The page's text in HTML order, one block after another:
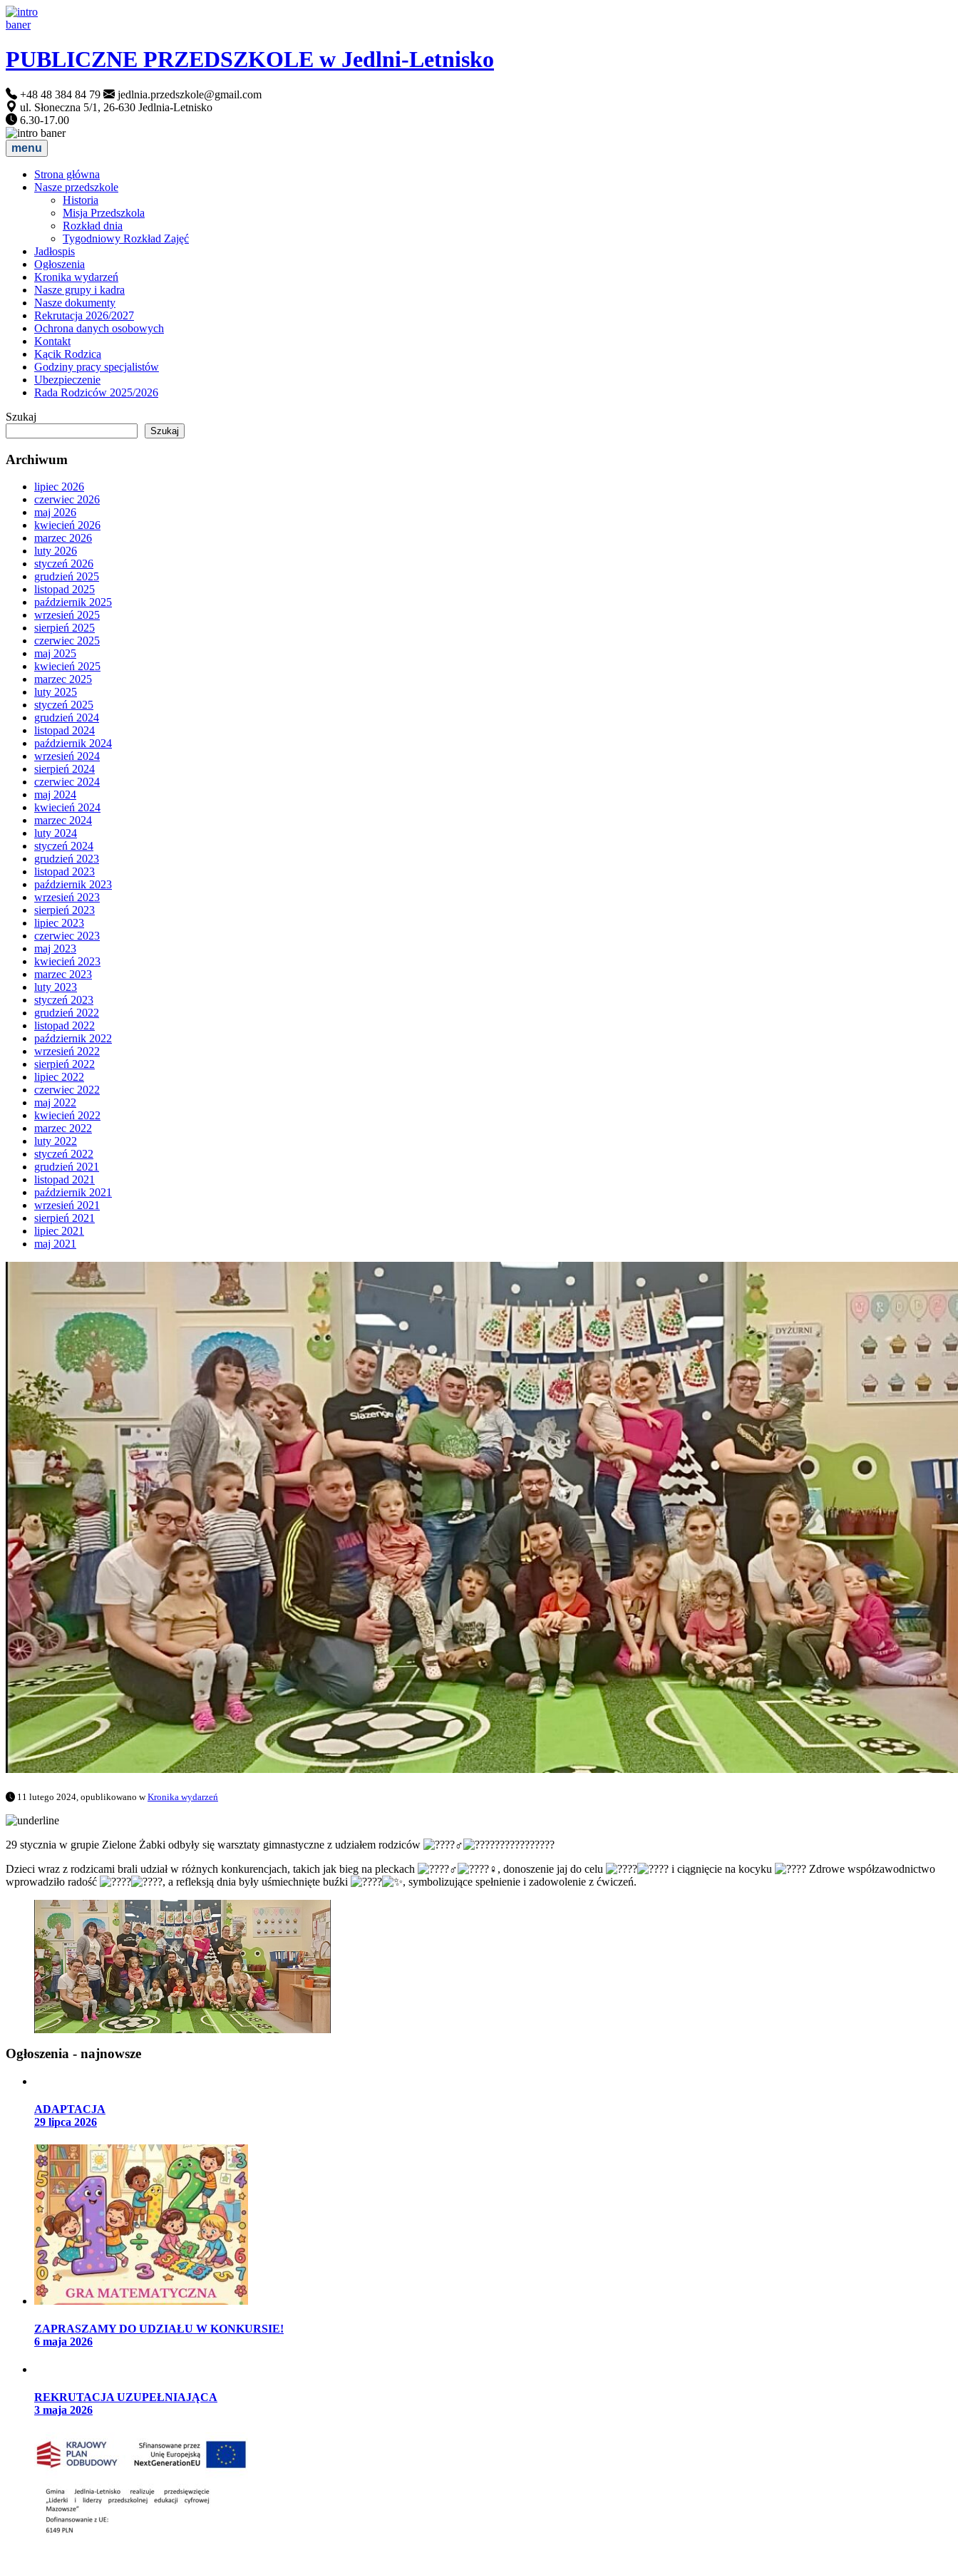
PUBLICZNE PRZEDSZKOLE w Jedlni-Letnisko
+48 48 384 84 79
jedlnia.przedszkole@gmail.com
ul. Słoneczna 5/1, 26-630 Jedlnia-Letnisko
6.30-17.00
menu
Strona główna
Nasze przedszkole
Historia
Misja Przedszkola
Rozkład dnia
Tygodniowy Rozkład Zajęć
Jadłospis
Ogłoszenia
Kronika wydarzeń
Nasze grupy i kadra
Nasze dokumenty
Rekrutacja 2026/2027
Ochrona danych osobowych
Kontakt
Kącik Rodzica
Godziny pracy specjalistów
Ubezpieczenie
Rada Rodziców 2025/2026
Szukaj
Szukaj
Archiwum
lipiec 2026
czerwiec 2026
maj 2026
kwiecień 2026
marzec 2026
luty 2026
styczeń 2026
grudzień 2025
listopad 2025
październik 2025
wrzesień 2025
sierpień 2025
czerwiec 2025
maj 2025
kwiecień 2025
marzec 2025
luty 2025
styczeń 2025
grudzień 2024
listopad 2024
październik 2024
wrzesień 2024
sierpień 2024
czerwiec 2024
maj 2024
kwiecień 2024
marzec 2024
luty 2024
styczeń 2024
grudzień 2023
listopad 2023
październik 2023
wrzesień 2023
sierpień 2023
lipiec 2023
czerwiec 2023
maj 2023
kwiecień 2023
marzec 2023
luty 2023
styczeń 2023
grudzień 2022
listopad 2022
październik 2022
wrzesień 2022
sierpień 2022
lipiec 2022
czerwiec 2022
maj 2022
kwiecień 2022
marzec 2022
luty 2022
styczeń 2022
grudzień 2021
listopad 2021
październik 2021
wrzesień 2021
sierpień 2021
lipiec 2021
maj 2021
11 lutego 2024, opublikowano wKronika wydarzeń
29 stycznia w grupie Zielone Żabki odbyły się warsztaty gimnastyczne z udziałem rodziców
Dzieci wraz z rodzicami brali udział w różnych konkurencjach, takich jak bieg na pleckach
, donoszenie jaj do celu i ciągnięcie na kocyku
Zdrowe współzawodnictwo
wprowadziło radość
, a refleksją dnia były uśmiechnięte buźki , symbolizujące spełnienie i zadowolenie z ćwiczeń.
Ogłoszenia - najnowsze
ADAPTACJA
29 lipca 2026
ZAPRASZAMY DO UDZIAŁU W KONKURSIE!
6 maja 2026
REKRUTACJA UZUPEŁNIAJĄCA
3 maja 2026